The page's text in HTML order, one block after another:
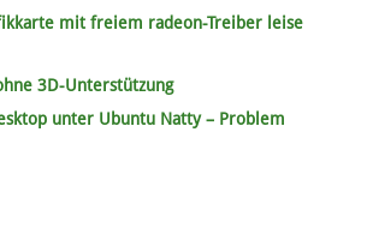
mit freiem radeon-Treiber leise
3D-Unterstützung
unter Ubuntu Natty – Problem